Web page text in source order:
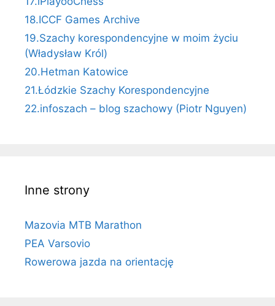
18.ICCF Games Archive
19.Szachy korespondencyjne w moim życiu
(Władysław Król)
20.Hetman Katowice
21.Łódzkie Szachy Korespondencyjne
22.infoszach – blog szachowy (Piotr Nguyen)
Inne strony
Mazovia MTB Marathon
PEA Varsovio
Rowerowa jazda na orientację